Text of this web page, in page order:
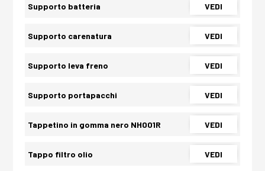
Supporto batteria VEDI
Supporto carenatura VEDI
Supporto leva freno VEDI
Supporto portapacchi VEDI
Tappetino in gomma nero NH001R VEDI
Tappo filtro olio VEDI